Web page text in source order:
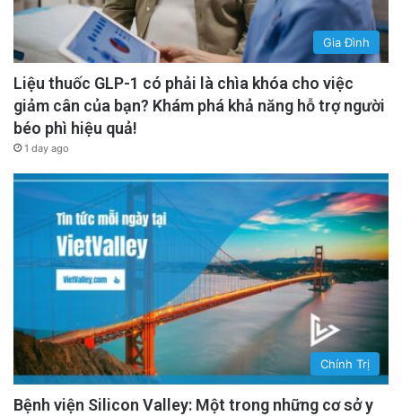
Gia Đình
Liệu thuốc GLP-1 có phải là chìa khóa cho việc
giảm cân của bạn? Khám phá khả năng hỗ trợ người
béo phì hiệu quả!
1 day ago
Chính Trị
Bệnh viện Silicon Valley: Một trong những cơ sở y